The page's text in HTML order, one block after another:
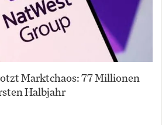
Marktchaos: 77 Millionen
Halbjahr